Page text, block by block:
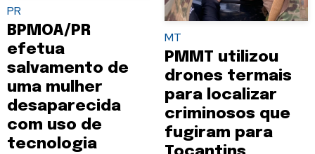
PR
BPMOA/PR
efetua
salvamento de
uma mulher
desaparecida
com uso de
tecnologia
MT
PMMT utilizou
drones termais
para localizar
criminosos que
fugiram para